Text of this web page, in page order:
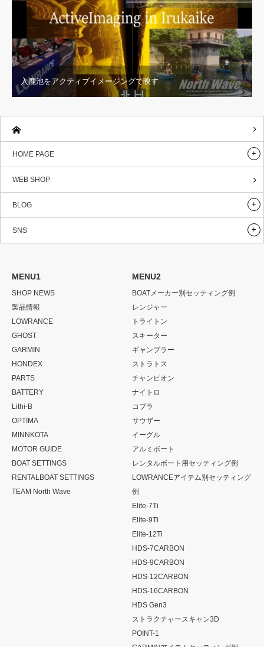
入鹿池をアクティブイメージングで映す
HOME PAGE
WEB SHOP
BLOG
SNS
MENU1
SHOP NEWS
製品情報
LOWRANCE
GHOST
GARMIN
HONDEX
PARTS
BATTERY
Lithi-B
OPTIMA
MINNKOTA
MOTOR GUIDE
BOAT SETTINGS
RENTALBOAT SETTINGS
TEAM North Wave
MENU2
BOATメーカー別セッティング例
レンジャー
トライトン
スキーター
ギャンブラー
ストラトス
チャンピオン
ナイトロ
コブラ
サウザー
イーグル
アルミボート
レンタルボート用セッティング例
LOWRANCEアイテム別セッティング
例
Elite-7Ti
Elite-9Ti
Elite-12Ti
HDS-7CARBON
HDS-9CARBON
HDS-12CARBON
HDS-16CARBON
HDS Gen3
ストラクチャースキャン3D
POINT-1